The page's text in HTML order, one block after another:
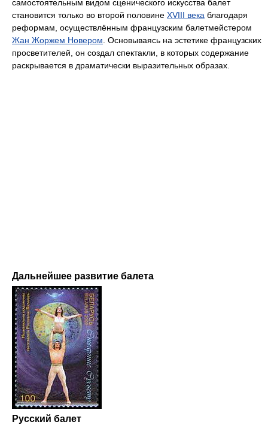
самостоятельным видом сценического искусства балет
становится только во второй половине XVIII века благодаря
реформам, осуществлённым французским балетмейстером
Жан Жоржем Новером . Основываясь на эстетике французских
просветителей, он создал спектакли, в которых содержание
раскрывается в драматически выразительных образах.
Дальнейшее развитие балета
Русский балет